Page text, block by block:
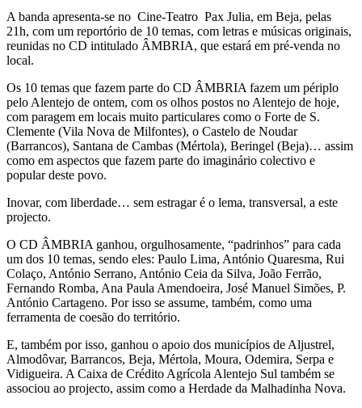
A banda apresenta-se no Cine-Teatro Pax Julia, em Beja, pelas
21h, com um reportório de 10 temas, com letras e músicas originais,
reunidas no CD intitulado ÂMBRIA, que estará em pré-venda no
local.
Os 10 temas que fazem parte do CD ÂMBRIA fazem um périplo
pelo Alentejo de ontem, com os olhos postos no Alentejo de hoje,
com paragem em locais muito particulares como o Forte de S.
Clemente (Vila Nova de Milfontes), o Castelo de Noudar
(Barrancos), Santana de Cambas (Mértola), Beringel (Beja)… assim
como em aspectos que fazem parte do imaginário colectivo e
popular deste povo.
Inovar, com liberdade… sem estragar é o lema, transversal, a este
projecto.
O CD ÂMBRIA ganhou, orgulhosamente, “padrinhos” para cada
um dos 10 temas, sendo eles: Paulo Lima, António Quaresma, Rui
Colaço, António Serrano, António Ceia da Silva, João Ferrão,
Fernando Romba, Ana Paula Amendoeira, José Manuel Simões, P.
António Cartageno. Por isso se assume, também, como uma
ferramenta de coesão do território.
E, também por isso, ganhou o apoio dos municípios de Aljustrel,
Almodôvar, Barrancos, Beja, Mértola, Moura, Odemira, Serpa e
Vidigueira. A Caixa de Crédito Agrícola Alentejo Sul também se
associou ao projecto, assim como a Herdade da Malhadinha Nova.